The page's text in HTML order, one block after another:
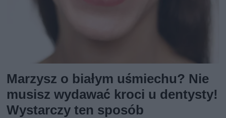
Marzysz o białym uśmiechu? Nie
musisz wydawać kroci u dentysty!
Wystarczy ten sposób